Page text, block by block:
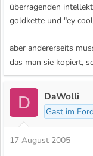
überragenden intellekt
goldkette und "ey
aber andererseits
das man sie kopiert,
D DaWolli
Gast im
17 August 2005